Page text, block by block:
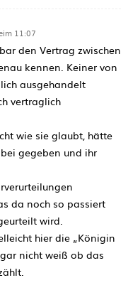
11:07
den Vertrag zwischen
kennen. Keiner von
ausgehandelt
vertraglich
wie sie glaubt, hätte
gegeben und ihr
da noch so passiert
wird.
hier die „Königin
nicht weiß ob das